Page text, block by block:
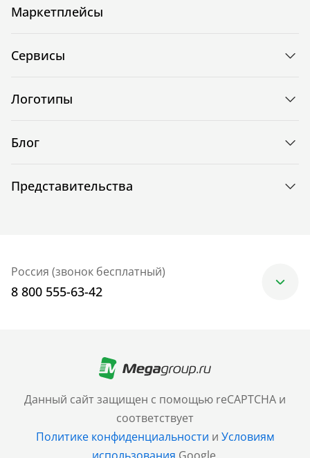
Данный сайт защищен с помощью reCAPTCHA и
соответствует
Политике конфиденциальности и Условиям
Маркетплейсы
Сервисы
Логотипы
Блог
Представительства
Россия (звонок бесплатный)
8 800 555-63-42
+7 (499) 705-30-10
Санкт-Петербург
+7 (812) 600-77-33
Барнаул